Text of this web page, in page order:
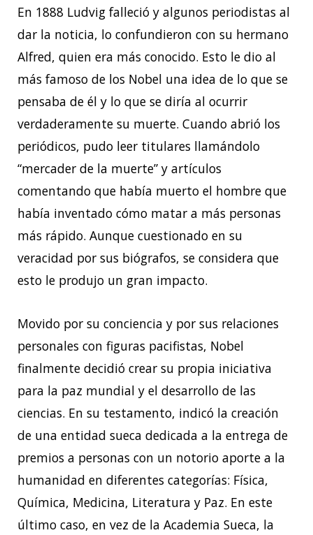
En 1888 Ludvig falleció y algunos periodistas al
dar la noticia, lo confundieron con su hermano
Alfred, quien era más conocido. Esto le dio al
más famoso de los Nobel una idea de lo que se
pensaba de él y lo que se diría al ocurrir
verdaderamente su muerte. Cuando abrió los
periódicos, pudo leer titulares llamándolo
“mercader de la muerte” y artículos
comentando que había muerto el hombre que
había inventado cómo matar a más personas
más rápido. Aunque cuestionado en su
veracidad por sus biógrafos, se considera que
esto le produjo un gran impacto.
Movido por su conciencia y por sus relaciones
personales con figuras pacifistas, Nobel
finalmente decidió crear su propia iniciativa
para la paz mundial y el desarrollo de las
ciencias. En su testamento, indicó la creación
de una entidad sueca dedicada a la entrega de
premios a personas con un notorio aporte a la
humanidad en diferentes categorías: Física,
Química, Medicina, Literatura y Paz. En este
último caso, en vez de la Academia Sueca, la